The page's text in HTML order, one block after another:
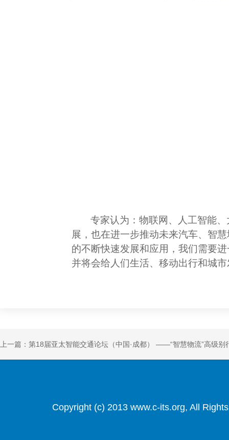
专家认为：物联网、人工智能
展，也在进一步推动未来汽车、智
的不断快速发展和应用，我们需要
并将会给人们生活、移动出行和城
上一篇：第18届亚太智能交通论坛（中国·成都） ——“智慧物流”高级别
Copyright (c) 2013 www.c-its.org, All